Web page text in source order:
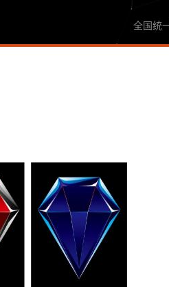
全国统